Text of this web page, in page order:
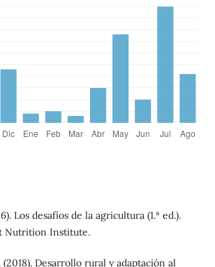
Los desafíos de la agricultura (1.ª ed.).
Nutrition Institute.
(2018). Desarrollo rural y adaptación al